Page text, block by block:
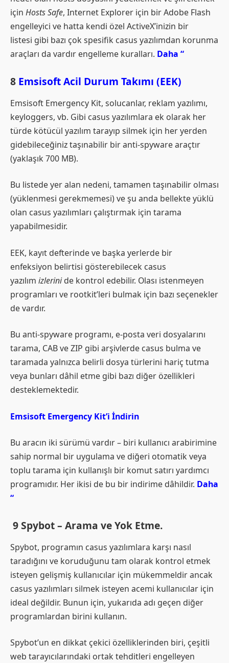
için Hosts Safe, Internet Explorer için bir Adobe Flash
engelleyici ve hatta kendi özel ActiveX’inizin bir
listesi gibi bazı çok spesifik casus yazılımdan korunma
araçları da vardır engelleme kuralları. Daha “
8 Emsisoft Acil Durum Takımı (EEK)
Emsisoft Emergency Kit, solucanlar, reklam yazılımı,
keyloggers, vb. Gibi casus yazılımlara ek olarak her
türde kötücül yazılım tarayıp silmek için her yerden
gidebileceğiniz taşınabilir bir anti-spyware araçtır
(yaklaşık 700 MB).
Bu listede yer alan nedeni, tamamen taşınabilir olması
(yüklenmesi gerekmemesi) ve şu anda bellekte yüklü
olan casus yazılımları çalıştırmak için tarama
yapabilmesidir.
EEK, kayıt defterinde ve başka yerlerde bir
enfeksiyon belirtisi gösterebilecek casus
yazılım izlerinide kontrol edebilir. Olası istenmeyen
programları ve rootkit’leri bulmak için bazı seçenekler
de vardır.
Bu anti-spyware programı, e-posta veri dosyalarını
tarama, CAB ve ZIP gibi arşivlerde casus bulma ve
taramada yalnızca belirli dosya türlerini hariç tutma
veya bunları dâhil etme gibi bazı diğer özellikleri
desteklemektedir.
Emsisoft Emergency Kit’i İndirin
Bu aracın iki sürümü vardır – biri kullanıcı arabirimine
sahip normal bir uygulama ve diğeri otomatik veya
toplu tarama için kullanışlı bir komut satırı yardımcı
programıdır. Her ikisi de bu bir indirime dâhildir. Daha
“
9 Spybot – Arama ve Yok Etme.
Spybot, programın casus yazılımlara karşı nasıl
taradığını ve koruduğunu tam olarak kontrol etmek
isteyen gelişmiş kullanıcılar için mükemmeldir ancak
casus yazılımları silmek isteyen acemi kullanıcılar için
ideal değildir. Bunun için, yukarıda adı geçen diğer
programlardan birini kullanın.
Spybot’un en dikkat çekici özelliklerinden biri, çeşitli
web tarayıcılarındaki ortak tehditleri engelleyen